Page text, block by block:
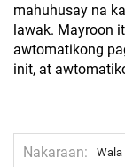
mahuhusay na
lawak. Mayroon
awtomatikong
init, at
Nakaraan Wala